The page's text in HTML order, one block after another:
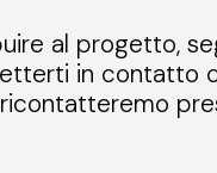
al progetto,
in contatto